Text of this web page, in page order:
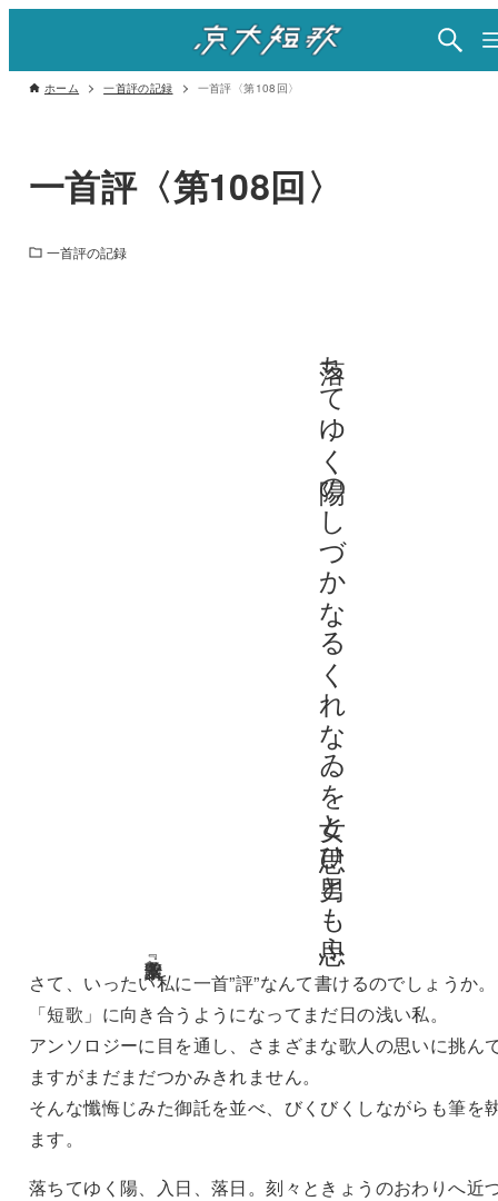
ホーム 一首評の記録 一首評〈第108回〉
一首評〈第108回〉
一首評の記録
落ちてゆく陽のしづかなるくれなゐを女と思ひ男とも思ふ
さて、いったい私に一首”評”なんて書けるのでしょうか
「短歌」に向き合うようになってまだ日の浅い私。
アンソロジーに目を通し、さまざまな歌人の思いに挑ん
ますがまだまだつかみきれません。
そんな懺悔じみた御託を並べ、びくびくしながらも筆を
ます。
落ちてゆく陽、入日、落日。刻々ときょうのおわりへ近